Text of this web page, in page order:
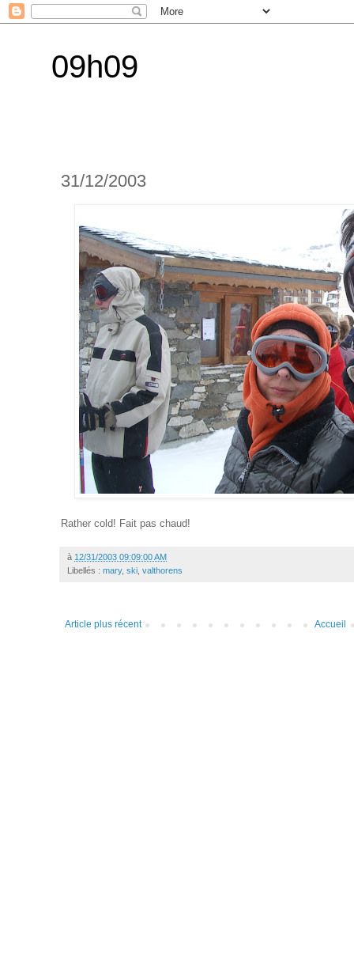
09h09
31/12/2003
Rather cold! Fait pas chaud!
à 12/31/2003 09:09:00 AM
Libellés : mary, ski valthorens
Article plus récent Accueil